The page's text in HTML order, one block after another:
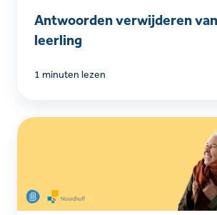
Antwoorden verwijderen
leerling
1 minuten lezen
Learnbeat
Zorg
&